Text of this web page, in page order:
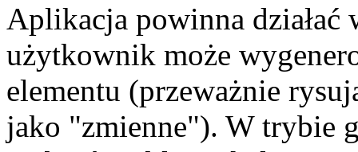
Aplikacja powinna
użytkownik może
elementu (przeważnie
jako "zmienne"). W trybie